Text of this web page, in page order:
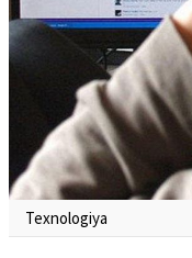
Texnologiya